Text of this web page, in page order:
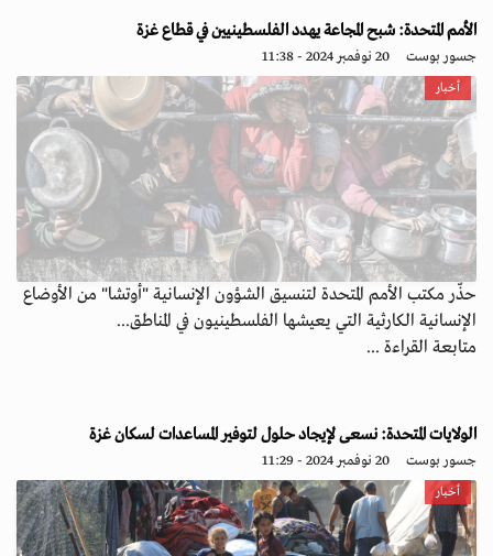
الأمم المتحدة: شبح المجاعة يهدد الفلسطينيين في قطاع غزة
جسور بوست 20 نوفمبر 2024 - 11:38
أخبار
حذّر مكتب الأمم المتحدة لتنسيق الشؤون الإنسانية "أوتشا" من الأوضاع
الإنسانية الكارثية التي يعيشها الفلسطينيون في المناطق...
متابعة القراءة ...
الولايات المتحدة: نسعى لإيجاد حلول لتوفير المساعدات لسكان غزة
جسور بوست 20 نوفمبر 2024 - 11:29
أخبار